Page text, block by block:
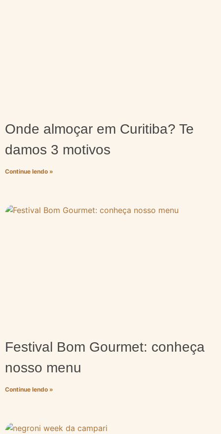
Onde almoçar em Curitiba? Te
damos 3 motivos
Continue lendo »
Festival Bom Gourmet: conheça
nosso menu
Continue lendo »